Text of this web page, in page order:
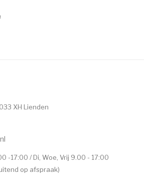
XH Lienden
-17:00 / Di, Woe, Vrij 9.00 - 17:00
op afspraak)